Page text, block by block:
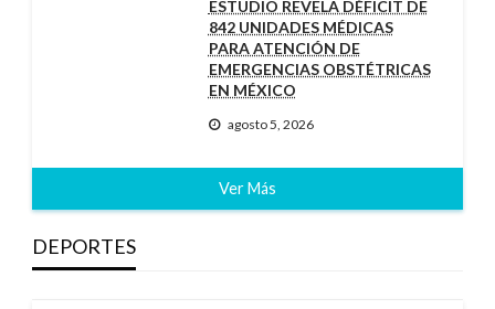
ESTUDIO REVELA DÉFICIT DE
842 UNIDADES MÉDICAS
PARA ATENCIÓN DE
EMERGENCIAS OBSTÉTRICAS
EN MÉXICO
agosto 5, 2026
Ver Más
DEPORTES